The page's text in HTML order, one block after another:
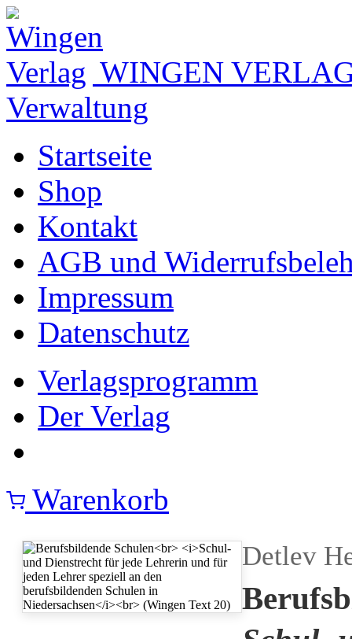
WINGEN
Verwaltung
Startseite
Shop
Kontakt
AGB und
Impressum
Datenschutz
Verlagsprogramm
Der Verlag
Warenkorb
Detlev